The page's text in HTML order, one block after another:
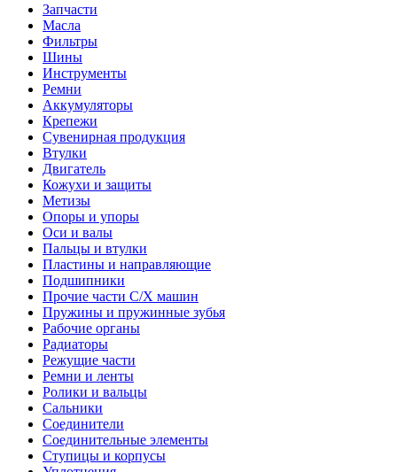
Запчасти
Масла
Фильтры
Шины
Инструменты
Ремни
Аккумуляторы
Крепежи
Сувенирная продукция
Втулки
Двигатель
Кожухи и защиты
Метизы
Опоры и упоры
Оси и валы
Пальцы и втулки
Пластины и направляющие
Подшипники
Прочие части С/Х машин
Пружины и пружинные зубья
Рабочие органы
Радиаторы
Режущие части
Ремни и ленты
Ролики и вальцы
Сальники
Соединители
Соединительные элементы
Ступицы и корпусы